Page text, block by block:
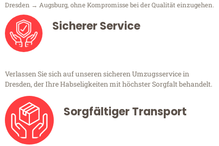
Dresden → Augsburg, ohne Kompromisse bei der Qualität einzugehen.
Sicherer Service
Verlassen Sie sich auf unseren sicheren Umzugsservice in
Dresden, der Ihre Habseligkeiten mit höchster Sorgfalt behandelt.
Sorgfältiger Transport